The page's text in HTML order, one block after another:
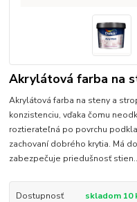
Akrylátová farba na
Akrylátová farba na steny a
konzistenciu, vďaka čomu
roztierateľná po povrchu
zachovaní dobrého krytia. Má
zabezpečuje priedušnosť
Dostupnosť
skladom 10